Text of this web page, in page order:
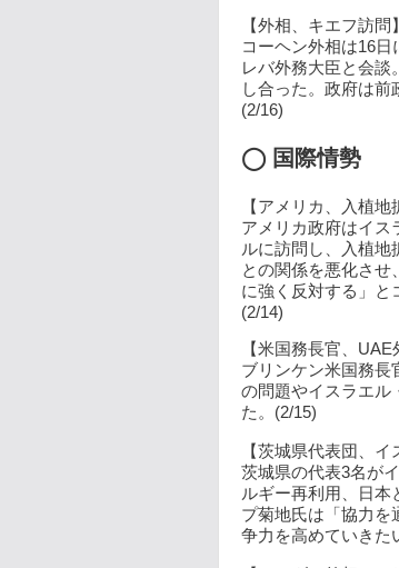
【外相、キエフ訪問
コーヘン外相は16
レバ外務大臣と会
し合った。政府は前
(2/16)
◯ 国際情勢
【アメリカ、入植
アメリカ政府はイス
ルに訪問し、入植
との関係を悪化さ
に強く反対する」と
(2/14)
【米国務長官、
ブリンケン米国務長
の問題やイスラエル
た。(2/15)
【茨城県代表団、
茨城県の代表3名が
ルギー再利用、日本
プ菊地氏は「協力を
争力を高めていきた